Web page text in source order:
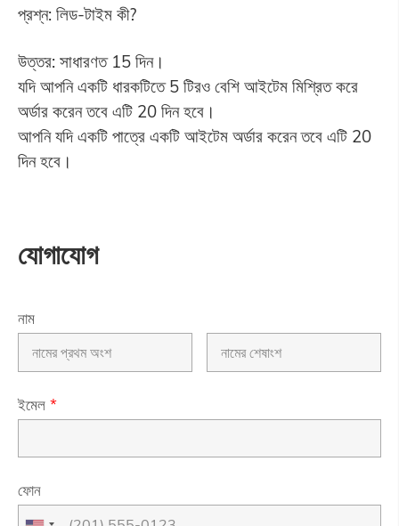
প্রশ্ন: লিড-টাইম কী?
উত্তর: সাধারণত 15 দিন।
যদি আপনি একটি ধারকটিতে 5 টিরও বেশি আইটেম মিশ্রিত করে
অর্ডার করেন তবে এটি 20 দিন হবে।
আপনি যদি একটি পাত্রে একটি আইটেম অর্ডার করেন তবে এটি 20
দিন হবে।
যোগাযোগ
নাম
ইমেল *
ফোন